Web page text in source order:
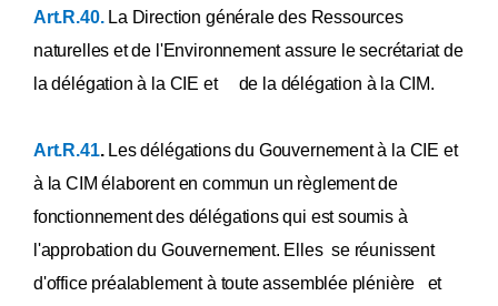
Art.R.40. La Direction générale des Ressources
naturelles et de l'Environnement assure le secrétariat de
la délégation à la CIE et de la délégation à la CIM.
Art.R.41. Les délégations du Gouvernement à la CIE et
à la CIM élaborent en commun un règlement de
fonctionnement des délégations qui est soumis à
l'approbation du Gouvernement. Elles se réunissent
d'office préalablement à toute assemblée plénière et